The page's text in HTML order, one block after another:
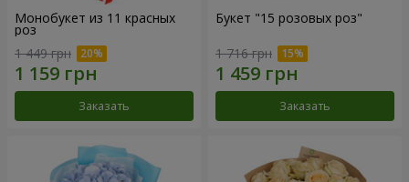
Монобукет из 11 красных
роз
1 449 грн
Заказать
Букет "15 розовых роз"
1 716 грн
Заказать